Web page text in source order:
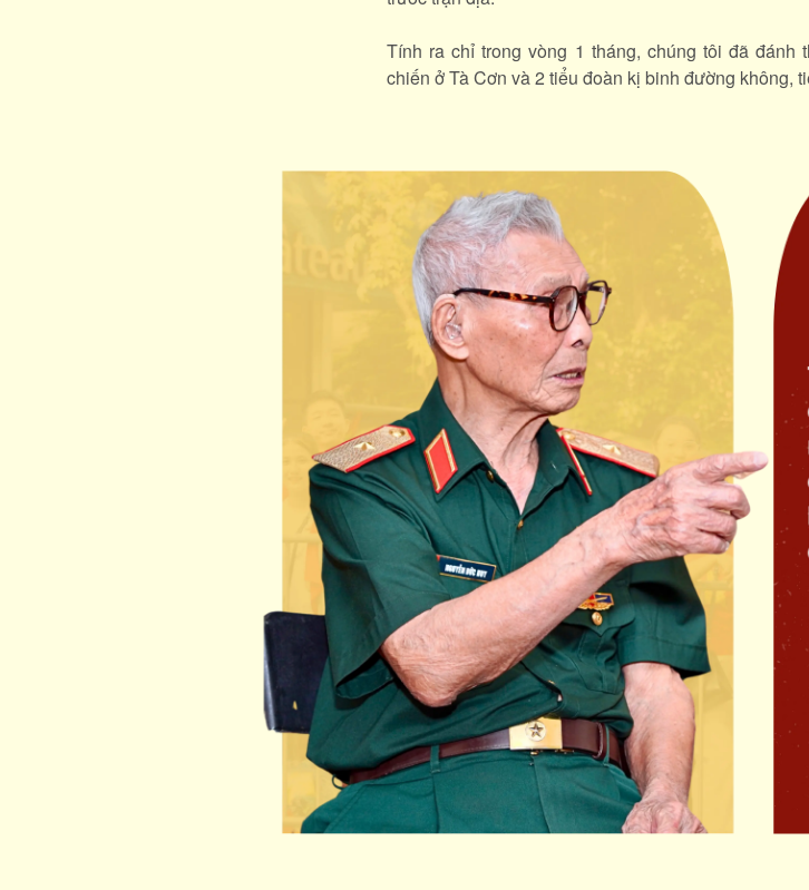
Tính ra chỉ trong vòng 1 tháng, chúng tôi đã
chiến ở Tà Cơn và 2 tiểu đoàn kị binh đường không,